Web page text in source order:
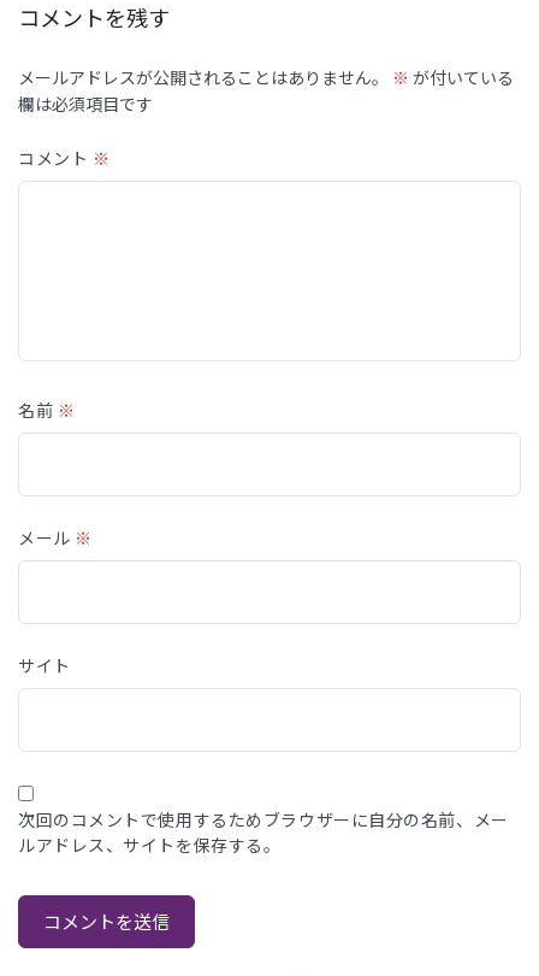
コメントを残す
メールアドレスが公開されることはありません。 ※ が付いている
欄は必須項目です
コメント ※
名前 ※
メール ※
サイト
次回のコメントで使用するためブラウザーに自分の名前、メー
ルアドレス、サイトを保存する。